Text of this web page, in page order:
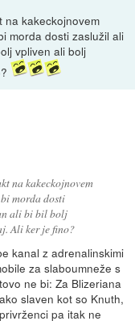
na kakeckojnovem
morda dosti zaslužil ali
vpliven ali bolj
na kakeckojnovem
morda dosti
ali bi bil bolj
Ali ker je fino?
kanal z adrenalinskimi
za slaboumneže s
ne bi: Za Blizeriana
slaven kot so Knuth,
pa itak ne